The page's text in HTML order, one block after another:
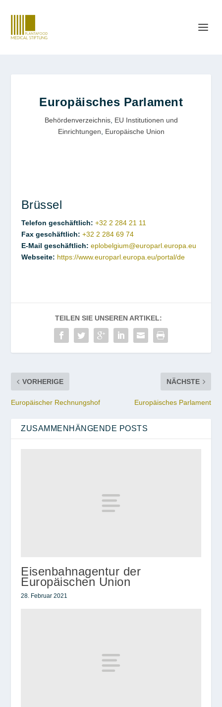
Europäisches Parlament
Behördenverzeichnis, EU Institutionen und
Einrichtungen
Europäische Union
Brüssel
Telefon geschäftlich: +32 2 284 21 11
Fax geschäftlich: +32 2 284 69 74
E-Mail geschäftlich: eplobelgium@europarl.europa.eu
Webseite: https://www.europarl.europa.eu/portal/de
TEILEN SIE UNSEREN ARTIKEL:
VORHERIGE
Europäischer Rechnungshof
NÄCHSTE
Europäisches Parlament
ZUSAMMENHÄNGENDE POSTS
Eisenbahnagentur der
Europäischen Union
28. Februar 2021